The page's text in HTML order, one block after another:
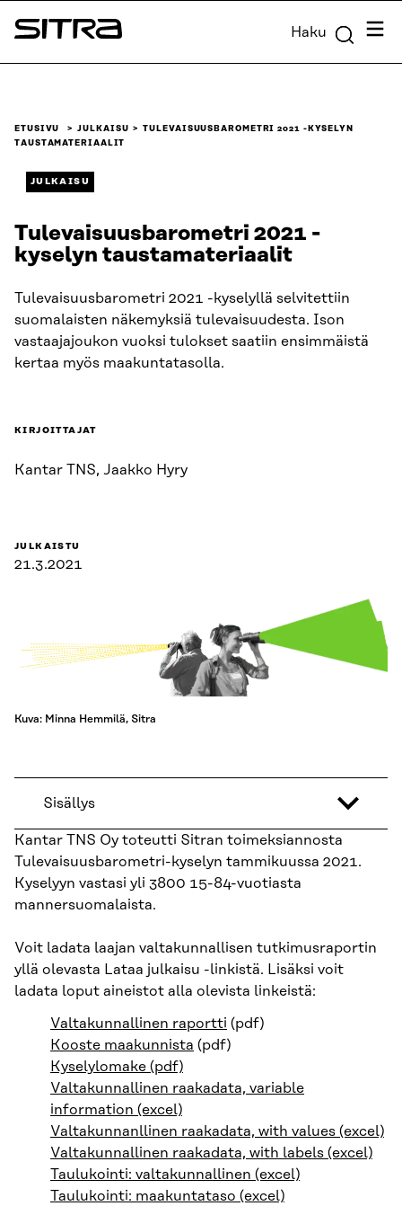
Siirry
suoraan
Sitra Haku
ETUSIVU JULKAISU
TULEVAISUUSBAROMETRI 2021 -KYSELYN
TAUSTAMATERIAALIT
JULKAISU
Tulevaisuusbarometri 2021 -
kyselyn taustamateriaalit
Tulevaisuusbarometri 2021 -kyselyllä selvitettiin
suomalaisten näkemyksiä tulevaisuudesta. Ison
vastaajajoukon vuoksi tulokset saatiin ensimmäistä
kertaa myös maakuntatasolla.
KIRJOITTAJAT
Kantar TNS, Jaakko Hyry
JULKAISTU
21.3.2021
Kuva: Minna Hemmilä, Sitra
Sisällys
Kantar TNS Oy toteutti Sitran toimeksiannosta
Tulevaisuusbarometri-kyselyn tammikuussa 2021.
Kyselyyn vastasi yli 3800 15-84-vuotiasta
mannersuomalaista.
Voit ladata laajan valtakunnallisen tutkimusraportin
yllä olevasta Lataa julkaisu -linkistä. Lisäksi voit
ladata loput aineistot alla olevista linkeistä:
Valtakunnallinen raportti (pdf)
Kooste maakunnista (pdf)
Kyselylomake (pdf)
Valtakunnallinen raakadata, variable
information (excel)
Valtakunnanllinen raakadata, with values (excel)
Valtakunnallinen raakadata, with labels (excel)
Taulukointi: valtakunnallinen (excel)
Taulukointi: maakuntataso (excel)